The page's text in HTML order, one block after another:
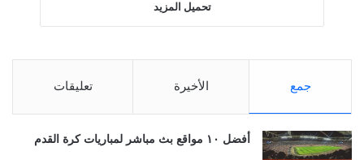
تحميل المزيد
جمع الأخيرة تعليقات
أفضل ١٠ مواقع بث مباشر لمباريات كرة القدم